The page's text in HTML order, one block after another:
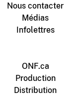
Nous contacter
Médias
Infolettres
ONF.ca
Production
Distribution